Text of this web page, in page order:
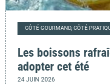
CÔTÉ GOURMAND, CÔTÉ
Les boissons
adopter cet été
24 JUIN 2026